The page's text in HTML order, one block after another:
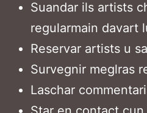
Suandar ils artists
regularmain davart
Reservar artists u
Survegnir meglras
Laschar